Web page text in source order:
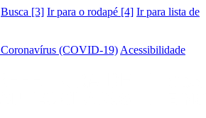
Busca [3] Ir para o rodapé [4] Ir para lista de
Coronavírus (COVID-19) Acessibilidade